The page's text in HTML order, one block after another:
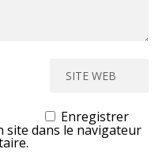
Enregistrer
site dans le navigateur